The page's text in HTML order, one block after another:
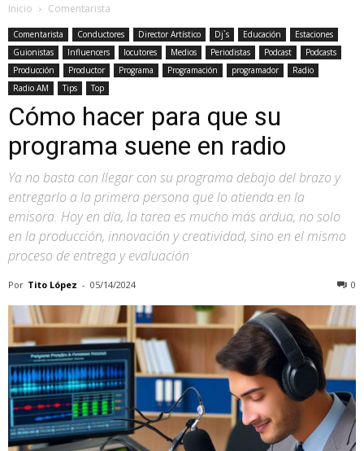
Inicio Comentarista
Comentarista Conductores Director Artístico Dj`s Educación
Estaciones
Guionistas
Influencers locutores Medios Periodistas Podcast
Podcasts
Producción
Productor Programa Programación programador
Radio
Radio AM
Tips Top
Cómo hacer para que su
programa suene en radio
Ya no basta con llegar con su programa debajo del brazo y
entregarlo a la primera persona que lo atienda en la
emisora. Hoy en día, la tarea es mucho más ardua, no solo
en la producción, innovación y creatividad, sino en el mismo
proceso de entrega y evaluación
Por Tito López - 05/14/2024 0